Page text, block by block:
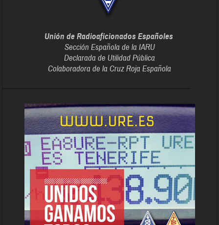
Unión de Radioaficionados Españoles
Sección Española de la IARU
Declarada de Utilidad Pública
Colaboradora de la Cruz Roja Española